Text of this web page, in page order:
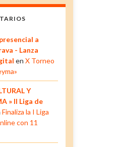
a
- Lanza
en X Torneo
Y
» II Liga de
Finaliza la I Liga
con 11